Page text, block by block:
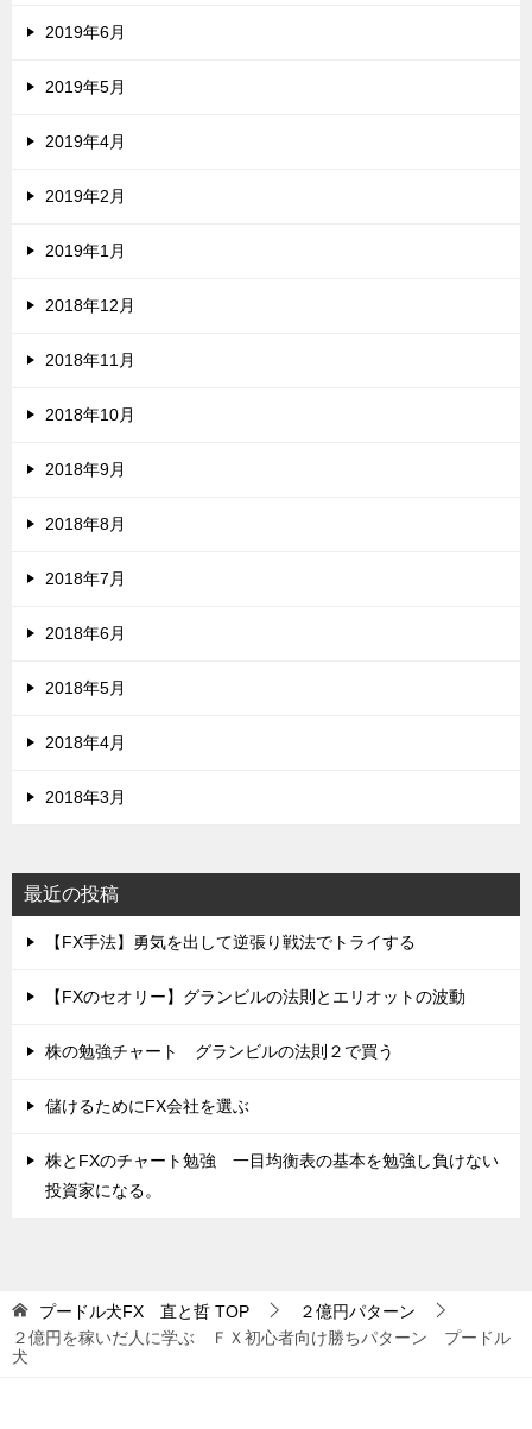
2019年6月
2019年5月
2019年4月
2019年2月
2019年1月
2018年12月
2018年11月
2018年10月
2018年9月
2018年8月
2018年7月
2018年6月
2018年5月
2018年4月
2018年3月
最近の投稿
【FX手法】勇気を出して逆張り戦法でトライする
【FXのセオリー】グランビルの法則とエリオットの波動
株の勉強チャート グランビルの法則２で買う
儲けるためにFX会社を選ぶ
株とFXのチャート勉強 一目均衡表の基本を勉強し負けない
投資家になる。
プードル犬FX 直と哲 TOP
２億円パターン
２億円を稼いだ人に学ぶ ＦＸ初心者向け勝ちパターン プードル
犬